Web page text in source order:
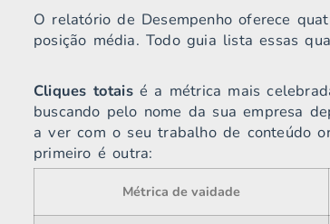
O relatório de Desempenho oferece
posição média. Todo guia lista essas
Cliques totaisé a métrica mais
buscando pelo nome da sua empresa
a ver com o seu trabalho de conteúdo
primeiro é outra:
Métrica de vaidade